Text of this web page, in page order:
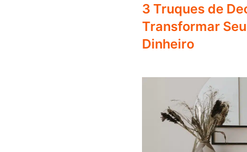
3 Truques de
Transformar
Dinheiro